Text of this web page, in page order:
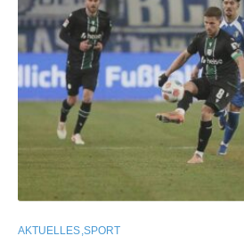
AKTUELLES SPORT